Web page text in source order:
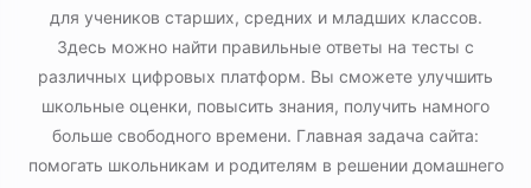
для учеников старших, средних и младших классов.
Здесь можно найти правильные ответы на тесты с
различных цифровых платформ. Вы сможете улучшить
школьные оценки, повысить знания, получить намного
больше свободного времени. Главная задача сайта:
помогать школьникам и родителям в решении домашнего